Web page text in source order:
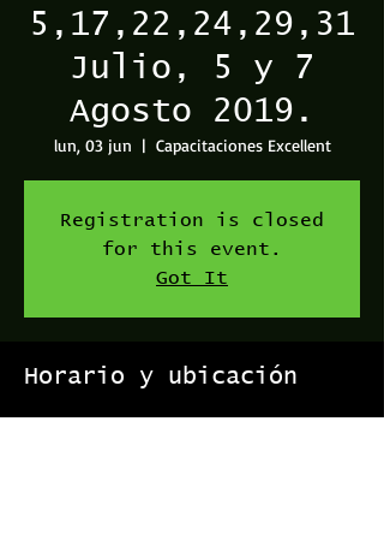
5,17,22,24,29,31
Julio, 5 y 7
Agosto 2019.
lun, 03 jun
  |
Capacitaciones Excellent
Registration is closed
for this event.
Got It
Horario y ubicación
03 jun 2019, 9:00 a. m. – 12:00 p. m.